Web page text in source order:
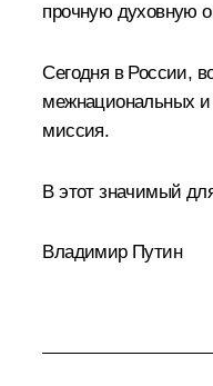
прочную духовную
Сегодня в России,
межнациональных и
миссия.
В этот значимый
Владимир Путин